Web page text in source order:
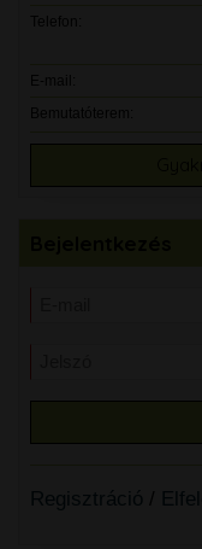
Telefon:
E-mail:
Bemutatóterem:
Regisztráció /